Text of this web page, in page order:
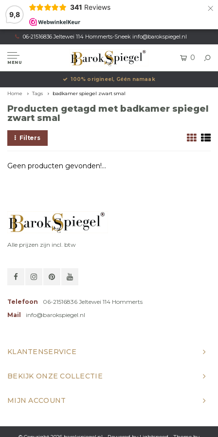
9,8
341 Reviews ×
06-21516836 Jeltewei 114 Hommerts-Sneek info@barokspiegel.nl
MENU
0
100% origineel, Géén namaak
Home Tags badkamer spiegel zwart smal
Producten getagd met badkamer spiegel
zwart smal
Filters
Geen producten gevonden!...
Alle prijzen zijn incl. btw
Telefoon
06-21516836 Jeltewei 114 Hommerts
Mail
info@barokspiegel.nl
KLANTENSERVICE
BEKIJK ONZE COLLECTIE
MIJN ACCOUNT